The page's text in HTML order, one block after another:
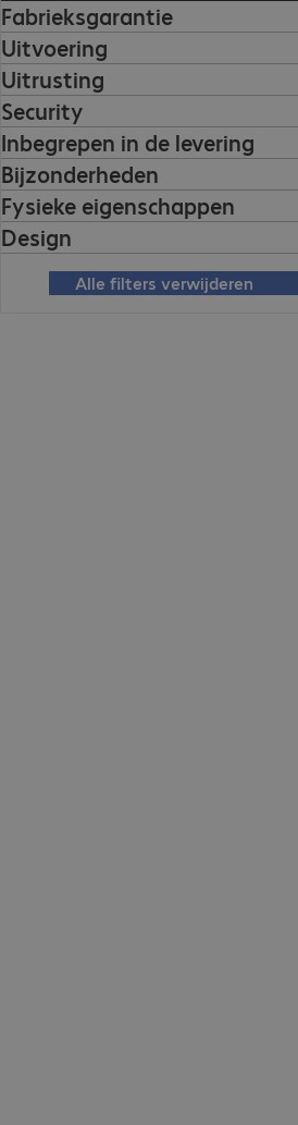
Fabrieksgarantie
Uitvoering
Uitrusting
Security
Inbegrepen in de levering
Bijzonderheden
Fysieke eigenschappen
Design
Alle filters verwijderen